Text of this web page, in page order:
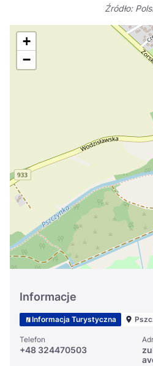
Źródło:
+
−
Informacje
Informacja Turystyczna
Telefon
+48 324470503